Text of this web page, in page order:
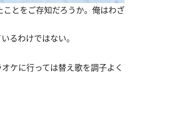
ことをご存知だろうか。俺はわざ
るわけではない。
ケに行っては替え歌を調子よく